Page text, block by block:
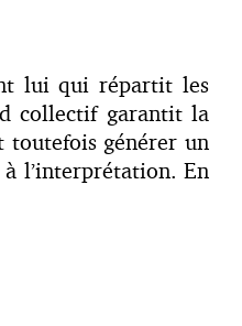
lui qui répartit les
collectif garantit la
toutefois générer un
l’interprétation. En